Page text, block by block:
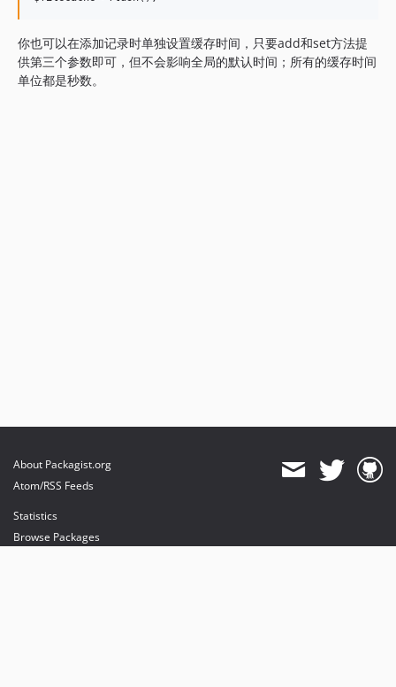
你也可以在添加记录时单独设置缓存时间，只要add和set方法提
供第三个参数即可，但不会影响全局的默认时间；所有的缓存时间
单位都是秒数。
About Packagist.org
Atom/RSS Feeds
Statistics
Browse Packages